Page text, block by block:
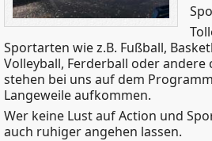
Sportarten wie z.B. Fußball,
Volleyball, Ferderball oder andere
stehen bei uns auf dem
Langeweile aufkommen.
Wer keine Lust auf Action und
auch ruhiger angehen lassen.